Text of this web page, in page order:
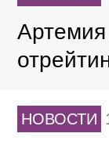
НОВОСТИ